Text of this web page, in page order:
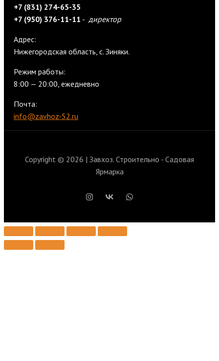
+7 (831) 274-65-35
+7 (950) 376-11-11 - директор
Адрес:
Нижегородская область, с. Зиняки.
Режим работы:
8:00 — 20:00, ежедневно
Почта:
info@zavhoz-52.ru
Copyright © 2026 | Завхоз. Строительно - Садовая
Ярмарка